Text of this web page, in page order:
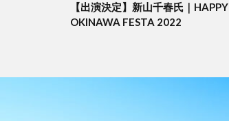
【出演決定】新山千春氏｜HAPPY
OKINAWA FESTA 2022